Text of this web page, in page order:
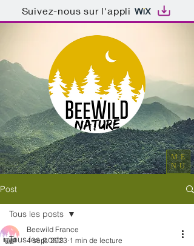
Suivez-nous sur l'appli
ME
NU
Post
Tous les posts
Tous les posts
Beewild France
4 sept. 2023 1 min de lecture